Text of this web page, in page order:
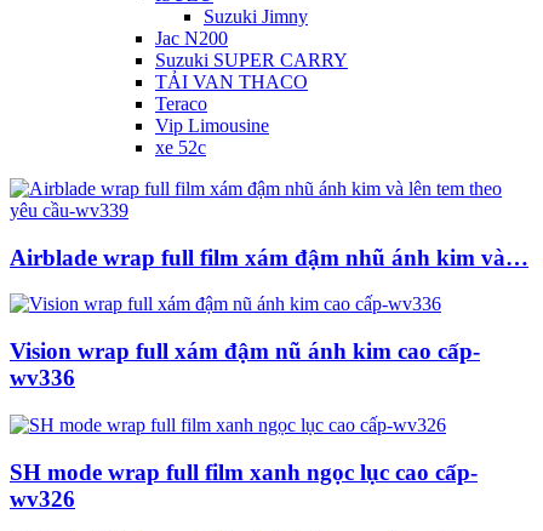
Suzuki Jimny
Jac N200
Suzuki SUPER CARRY
TẢI VAN THACO
Teraco
Vip Limousine
xe 52c
Airblade wrap full film xám đậm nhũ ánh kim và…
Vision wrap full xám đậm nũ ánh kim cao cấp-
wv336
SH mode wrap full film xanh ngọc lục cao cấp-
wv326